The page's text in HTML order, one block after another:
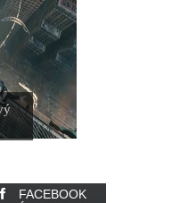
FACEBOOK